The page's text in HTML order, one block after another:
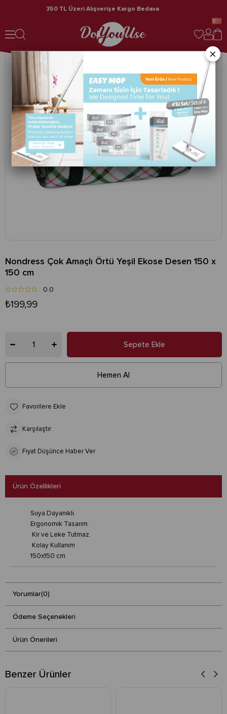
350 TL Üzeri Alışverişe Kargo Bedava
›
Nondress Çok Amaçlı Örtü Yeşil Ekose Desen 150 x
150 cm
0.0
₺199,99
Favorilere Ekle
Karşılaştır
Fiyat Düşünce Haber Ver
Ürün Özellikleri
Suya Dayanıklı.
Ergonomik Tasarım.
Kir ve Leke Tutmaz.
Kolay Kullanım
150x150 cm
Yorumlar(0)
Ödeme Seçenekleri
Ürün Önerileri
Benzer Ürünler
×